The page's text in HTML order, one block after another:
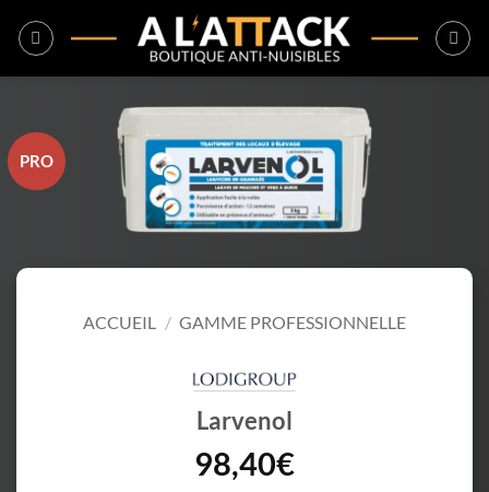
PRO
ACCUEIL / GAMME PROFESSIONNELLE
Larvenol
98,40€